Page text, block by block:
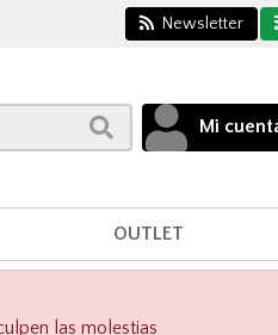
Newsletter
Mi
OUTLET
las molestias